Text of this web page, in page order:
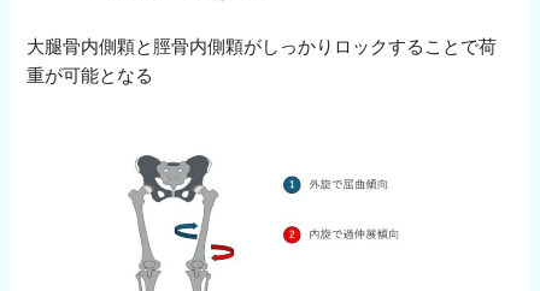
大腿骨内側顆と脛骨内側顆がしっかりロックすることで荷
重が可能となる